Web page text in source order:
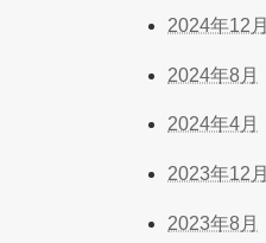
2024年12月
2024年8月
2024年4月
2023年12月
2023年8月